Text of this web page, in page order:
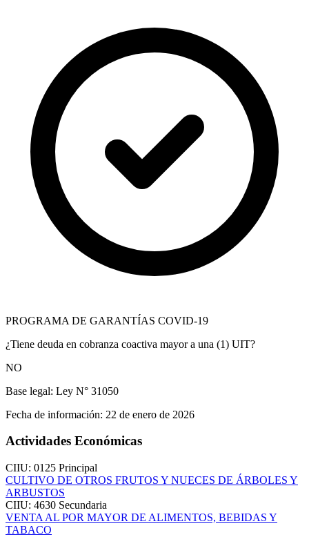
PROGRAMA DE GARANTÍAS COVID-19
¿Tiene deuda en cobranza coactiva mayor a una (1) UIT?
NO
Base legal: Ley N° 31050
Fecha de información: 22 de enero de 2026
Actividades Económicas
CIIU: 0125 Principal
CULTIVO DE OTROS FRUTOS Y NUECES DE ÁRBOLES Y
ARBUSTOS
CIIU: 4630 Secundaria
VENTA AL POR MAYOR DE ALIMENTOS, BEBIDAS Y
TABACO